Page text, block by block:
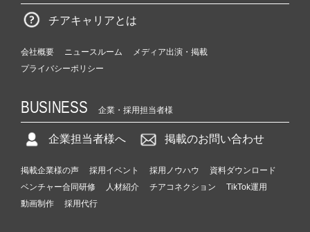
チアキャリアとは
会社概要 ニュースルーム
メディア出演・掲載
プライバシーポリシー
BUSINESS 企業・採用担当者様
企業担当者様へ 掲載のお問い合わせ
掲載企業様の声 採用イベント 採用ノウハウ
資料ダウンロード
ベンチャー合同研修
人材紹介 チアコネクション
TikTok運用
動画制作
採用代行